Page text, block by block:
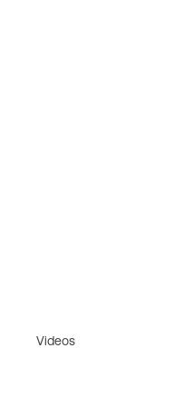
Videos